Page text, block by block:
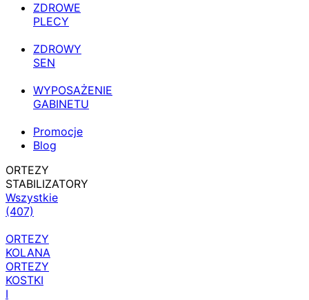
ZDROWE
PLECY
ZDROWY
SEN
WYPOSAŻENIE
GABINETU
Promocje
Blog
ORTEZY
STABILIZATORY
Wszystkie
(407)
ORTEZY
KOLANA
ORTEZY
KOSTKI
I